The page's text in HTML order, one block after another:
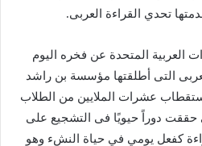
تحدي القراءة العربى.
العربية المتحدة عن فخره اليوم
التى أطلقتها مؤسسة بن راشد
فى عام ٢٠١٥ فى استقطاب عشرات الملايين من الطلاب
حققت دوراً حيويًا فى التشجيع على
كفعل يومي في حياة النشء وهو